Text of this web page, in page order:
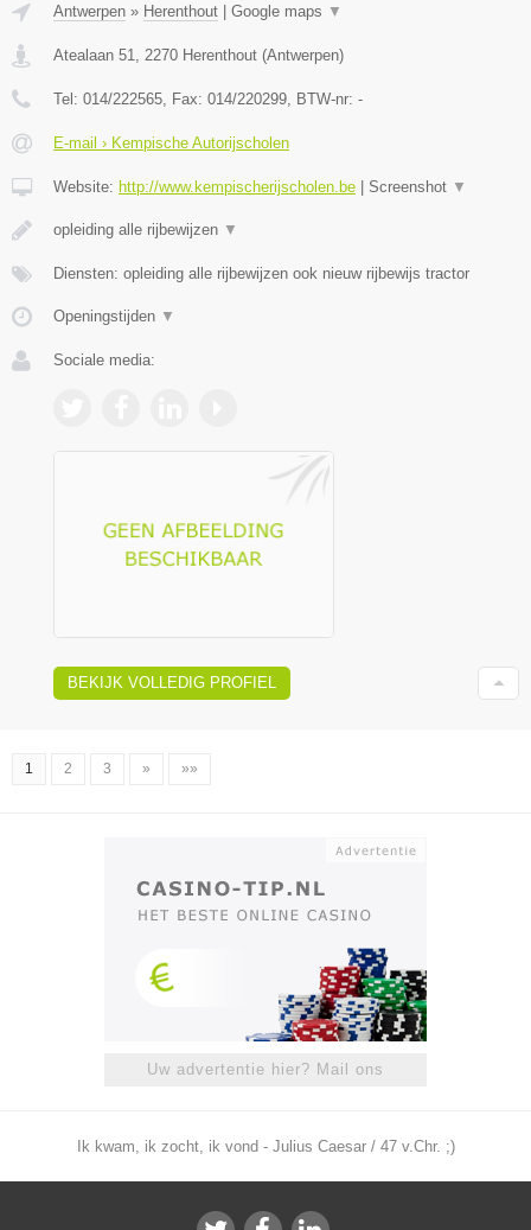
Antwerpen » Herenthout | Google maps ▼
Atealaan 51 2270 Herenthout (Antwerpen)
Tel: 014/222565 , Fax: 014/220299 , BTW-nr: -
E-mail › Kempische Autorijscholen
Website: http://www.kempischerijscholen.be | Screenshot ▼
opleiding alle rijbewijzen ▼
Diensten: opleiding alle rijbewijzen ook nieuw rijbewijs tractor
Openingstijden ▼
Sociale media:
BEKIJK VOLLEDIG PROFIEL
1 2 3 » »»
Uw advertentie hier? Mail ons
Ik kwam, ik zocht, ik vond - Julius Caesar / 47 v.Chr. ;)